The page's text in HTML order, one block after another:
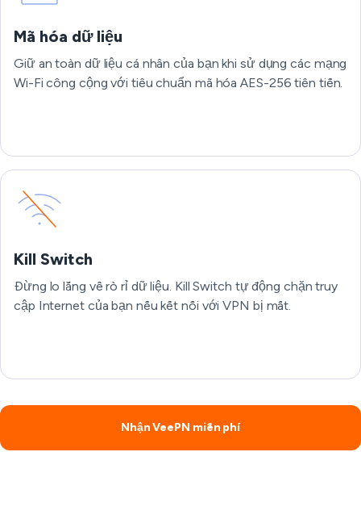
Mã hóa dữ liệu
Giữ an toàn dữ liệu cá nhân của bạn khi sử dụng các mạng
Wi-Fi công cộng với tiêu chuẩn mã hóa AES-256 tiên tiến.
Kill Switch
Đừng lo lắng về rò rỉ dữ liệu. Kill Switch tự động chặn truy
cập Internet của bạn nếu kết nối với VPN bị mất.
Nhận VeePN miễn phí